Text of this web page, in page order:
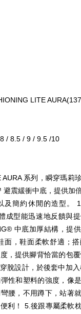
LITE
/ 8.5 / 9 / 9.5 /10
AURA 系列，瞬穿瑪莉
震緩衝中底，提供加
及簡約休閒的造型。
成型能迅速地反饋與
中底加厚結構，提
面，鞋面柔軟舒適；
，提供腳背恰當的包
脫設計，於後套中加
性和塑料的強度，像
腰，不用蹲下，站著
利！ 5.後跟專屬柔軟